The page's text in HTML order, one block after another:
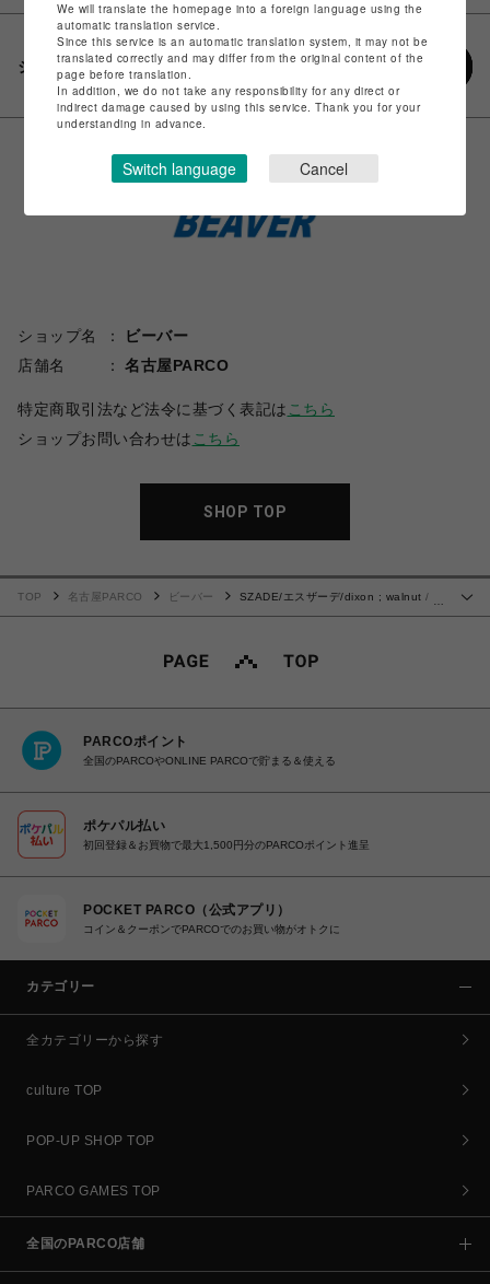
シェアする
ショップ名
ビーバー
店舗名
名古屋PARCO
特定商取引法など法令に基づく表記は こちら
ショップお問い合わせは こちら
SHOP TOP
…
TOP 名古屋PARCO ビーバー
SZADE/エスザーデ/dixon ; walnut /
PARCOポイント
全国のPARCOやONLINE PARCOで貯まる＆使える
ポケパル払い
初回登録＆お買物で最大1,500円分のPARCOポイント進呈
POCKET PARCO（公式アプリ）
コイン＆クーポンでPARCOでのお買い物がオトクに
カテゴリー
全カテゴリーから探す
culture TOP
POP-UP SHOP TOP
PARCO GAMES TOP
全国のPARCO店舗
We will translate the homepage into a foreign language using the
automatic translation service.
Since this service is an automatic translation system, it may not be
translated correctly and may differ from the original content of the
page before translation.
In addition, we do not take any responsibility for any direct or
indirect damage caused by using this service. Thank you for your
understanding in advance.
Switch language Cancel